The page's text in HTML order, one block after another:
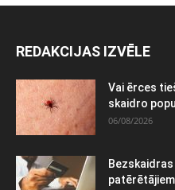
REDAKCIJAS IZVĒLE
Vai ērces
skaidro
06/08/2026